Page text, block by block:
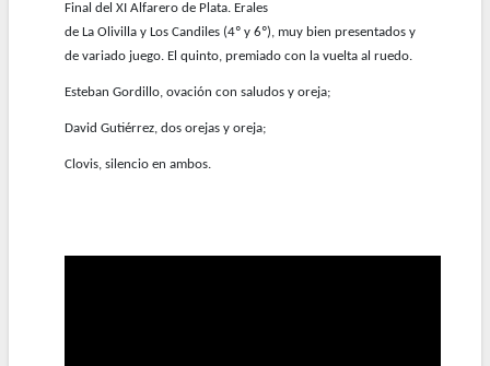
Final del XI Alfarero de Plata. Erales
de La Olivilla y Los Candiles (4º y 6º), muy bien presentados y
de variado juego. El quinto, premiado con la vuelta al ruedo.
Esteban Gordillo, ovación con saludos y oreja;
David Gutiérrez, dos orejas y oreja;
Clovis, silencio en ambos.